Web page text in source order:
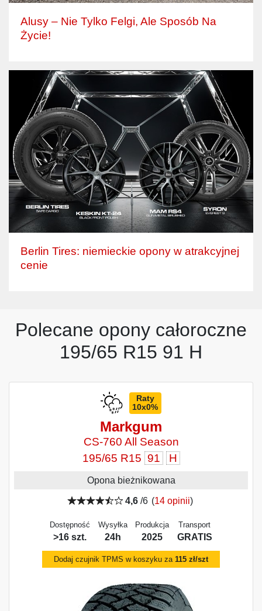
Alusy – Nie Tylko Felgi, Ale Sposób Na
Życie!
Berlin Tires: niemieckie opony w atrakcyjnej
cenie
Polecane opony całoroczne
195/65 R15 91 H
Raty
10x0%
Markgum
CS-760 All Season
195/65 R15 91 H
Opona bieżnikowana
4,6/6 (14 opinii)
Dostępność
>16 szt.
Wysyłka
24h
Produkcja
2025
Transport
GRATIS
Dodaj czujnik TPMS w koszyku za 115 zł/szt